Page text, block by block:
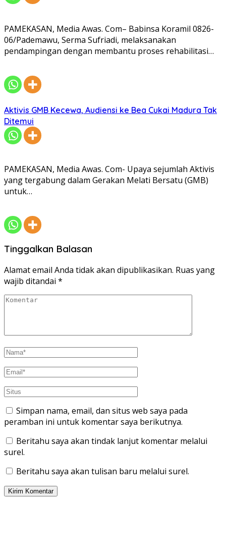
PAMEKASAN, Media Awas. Com– Babinsa Koramil 0826-
06/Pademawu, Serma Sufriadi, melaksanakan
pendampingan dengan membantu proses rehabilitasi…
Aktivis GMB Kecewa, Audiensi ke Bea Cukai Madura Tak
Ditemui
PAMEKASAN, Media Awas. Com- Upaya sejumlah Aktivis
yang tergabung dalam Gerakan Melati Bersatu (GMB)
untuk…
Tinggalkan Balasan
Alamat email Anda tidak akan dipublikasikan. Ruas yang
wajib ditandai *
Simpan nama, email, dan situs web saya pada
peramban ini untuk komentar saya berikutnya.
Beritahu saya akan tindak lanjut komentar melalui
surel.
Beritahu saya akan tulisan baru melalui surel.